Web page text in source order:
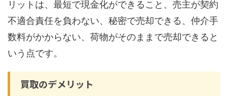
リットは、最短で現金化ができること、売主が契約
不適合責任を負わない、秘密で売却できる、仲介手
数料がかからない、荷物がそのままで売却できると
いう点です。
買取のデメリット